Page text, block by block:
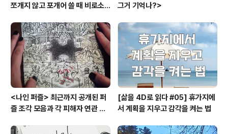
쪼개지 않고 포개어 쓸 때 비로소
그거 기억나?>
<나인 퍼즐> 최근까지 공개된 퍼
즐 조각 모음과 각 피해자 연관 관
[삶을 4D로 읽다 #05] 휴가지에
서 계획을 지우고 감각을 켜는 법